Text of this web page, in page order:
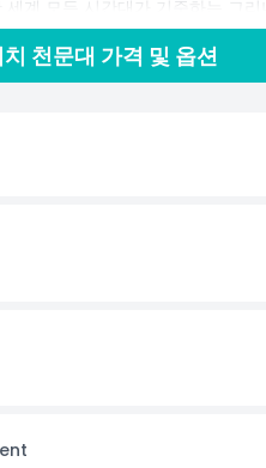
계 모든 시간대가 기준하는 그
와 세계 통신을 혁신했는지 배우
의 발전 과정을 추적하는 흥미로
계 표준을 세운 초기 시계까지,
그리니치 천문대는 런던에서 가
스강 및 주변 그리니치 공원의 파
천문대를 수도를 탐험하는 누구
중 하나를 찾고 있든, 로열 그리
천문대 가격 및 옵션